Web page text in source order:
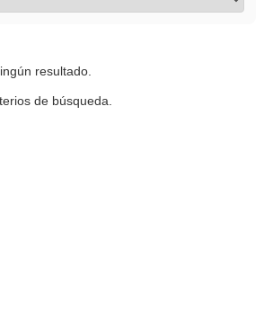
resultado.
de búsqueda.